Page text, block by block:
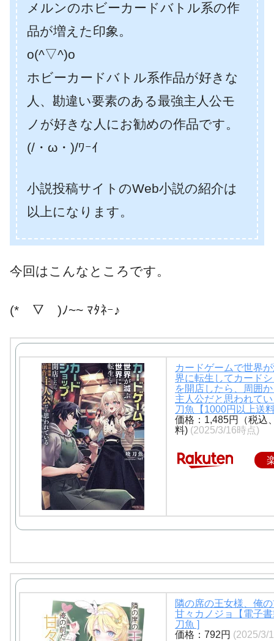
メルンのホビーカードバトル系の作
品が増えた印象。
o(^▽^)o
ホビーカードバトル系作品が好きな
人、勘違い要素のある最強主人公モ
ノが好きな人にお勧めの作品です。
(/・ω・)/ﾜｰｲ
小説投稿サイトのWeb小説の紹介は
以上になります。
今回はこんなところです。
(*￣▽￣)ﾉ~~ ﾏﾀﾈｰ♪
カードゲームで世界
界に転生してカード
を開店したら、周囲
主人公だと思われて
刀魚【1000円以上送
価格：1,485円（税込
料) (2025/3/16時点)
隣の席の王女様、俺
甘々カノジョ【電子
刀魚 ]
価格：792円 (2025/3/